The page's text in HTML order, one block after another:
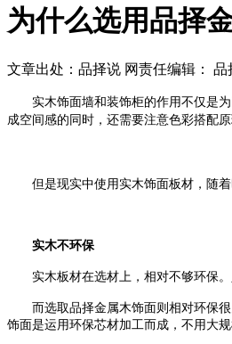
为什么选用品择
文章出处：品择说 网责任编辑： 品
实木饰面墙和装饰柜的作用不仅是
成空间感的同时，还需要注意色彩搭配
但是现实中使用实木饰面板材，随
实木不环保
实木板材在选材上，相对不够环保
而选取品择金属木饰面则相对环保
饰面是运用环保芯材加工而成，不用大